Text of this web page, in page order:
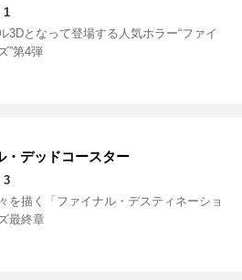
1
3Dとなって登場する人気ホラー“ファイ
”第4弾
・デッドコースター
3
を描く「ファイナル・デスティネーショ
最終章